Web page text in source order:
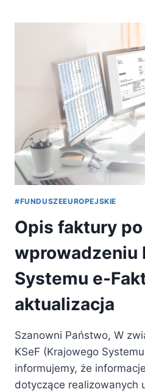
USŁUG
OD
#FUNDUSZEEUROPEJSKIE
Opis faktury po
wprowadzeniu
Systemu e-
aktualizacja
Szanowni Państwo, W
KSeF (Krajowego
informujemy, że
dotyczące realizowanych